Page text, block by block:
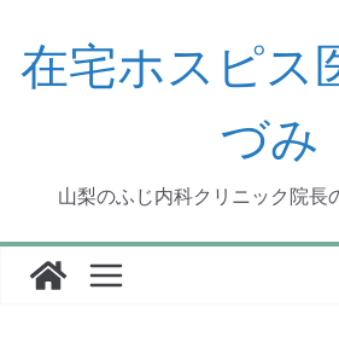
ッ
在宅ホスピス
づみ
山梨のふじ内科クリニック院長